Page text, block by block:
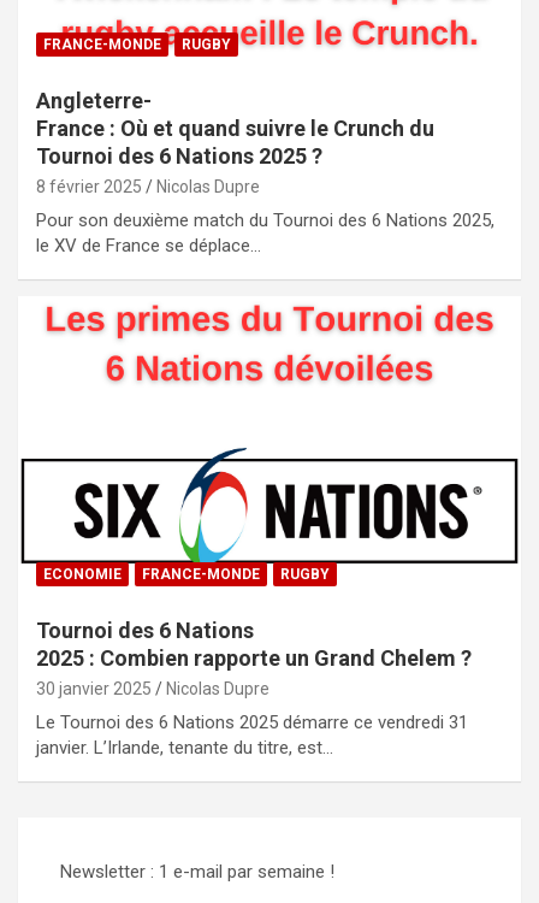
FRANCE-MONDE RUGBY
Angleterre-
France : Où et quand suivre le Crunch du
Tournoi des 6 Nations 2025 ?
8 février 2025 Nicolas Dupre
Pour son deuxième match du Tournoi des 6 Nations 2025,
le XV de France se déplace…
ECONOMIE FRANCE-MONDE RUGBY
Tournoi des 6 Nations
2025 : Combien rapporte un Grand Chelem ?
30 janvier 2025 Nicolas Dupre
Le Tournoi des 6 Nations 2025 démarre ce vendredi 31
janvier. L’Irlande, tenante du titre, est…
Newsletter : 1 e-mail par semaine !